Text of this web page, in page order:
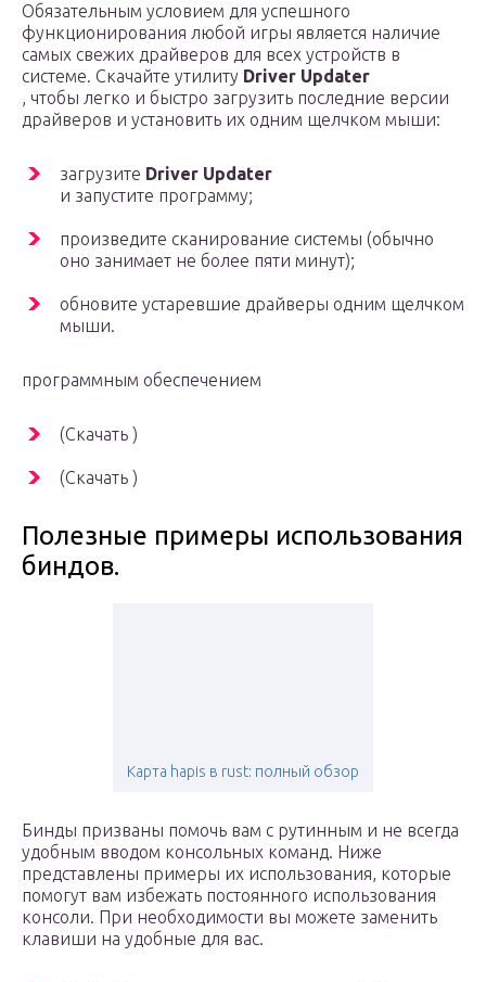
Обязательным условием для успешного
функционирования любой игры является наличие
самых свежих драйверов для всех устройств в
системе. Скачайте утилиту Driver Updater
, чтобы легко и быстро загрузить последние версии
драйверов и установить их одним щелчком мыши:
загрузите Driver Updater
и запустите программу;
произведите сканирование системы (обычно
оно занимает не более пяти минут);
обновите устаревшие драйверы одним щелчком
мыши.
программным обеспечением
(Скачать )
(Скачать )
Полезные примеры использования
биндов.
Карта hapis в rust: полный обзор
Бинды призваны помочь вам с рутинным и не всегда
удобным вводом консольных команд. Ниже
представлены примеры их использования, которые
помогут вам избежать постоянного использования
консоли. При необходимости вы можете заменить
клавиши на удобные для вас.